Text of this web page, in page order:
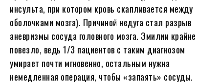
инсульта, при котором кровь скапливается между
оболочками мозга). Причиной недуга стал разрыв
аневризмы сосуда головного мозга. Эмилии крайне
повезло, ведь 1/3 пациентов с таким диагнозом
умирает почти мгновенно, остальным нужна
немедленная операция, чтобы «запаять» сосуды.